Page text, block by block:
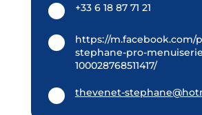
+33 6 18 87 71 21
https://m.facebook.com/
stephane-pro-
100028768511417/
thevenet-